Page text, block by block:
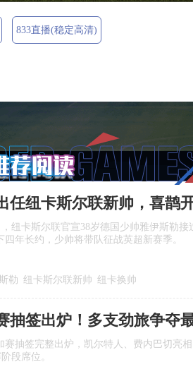
833直播(稳定高清)
任纽卡斯尔联新帅，喜鹊
纽卡斯尔联官宣38岁德国少帅雅伊斯勒接
四年长约，少帅将带队征战英超新赛季。
勒 纽卡斯尔联新帅 纽卡换帅
抽签出炉！多支劲旅争夺
赛抽签完整出炉，凯尔特人、费内巴切亮
段席位。